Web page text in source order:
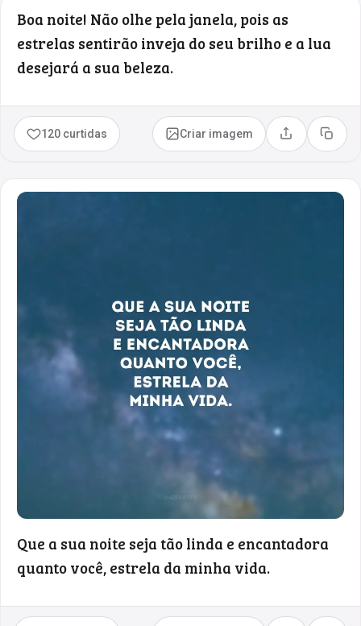
Boa noite! Não olhe pela janela, pois as
estrelas sentirão inveja do seu brilho e a lua
desejará a sua beleza.
120 curtidas Criar imagem Compartilhar
Copiar
Que a sua noite seja tão linda e encantadora
quanto você, estrela da minha vida.